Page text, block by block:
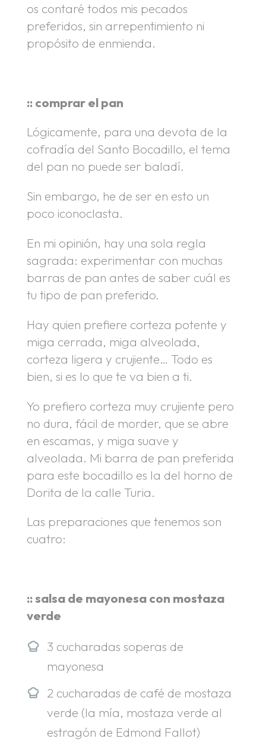
os contaré todos mis pecados
preferidos, sin arrepentimiento ni
propósito de enmienda.
:: comprar el pan
Lógicamente, para una devota de la
cofradía del Santo Bocadillo, el tema
del pan no puede ser baladí.
Sin embargo, he de ser en esto un
poco iconoclasta.
En mi opinión, hay una sola regla
sagrada: experimentar con muchas
barras de pan antes de saber cuál es
tu tipo de pan preferido.
Hay quien prefiere corteza potente y
miga cerrada, miga alveolada,
corteza ligera y crujiente… Todo es
bien, si es lo que te va bien a ti.
Yo prefiero corteza muy crujiente pero
no dura, fácil de morder, que se abre
en escamas, y miga suave y
alveolada. Mi barra de pan preferida
para este bocadillo es la del horno de
Dorita de la calle Turia.
Las preparaciones que tenemos son
cuatro:
:: salsa de mayonesa con mostaza
verde
3 cucharadas soperas de
mayonesa
2 cucharadas de café de mostaza
verde (la mía, mostaza verde al
estragón de Edmond Fallot)